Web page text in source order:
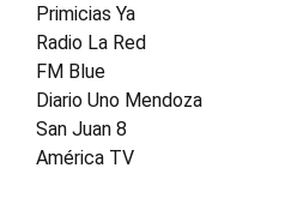
Primicias Ya
Radio La Red
FM Blue
Diario Uno Mendoza
San Juan 8
América TV